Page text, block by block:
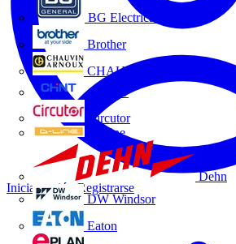
BG Electrical
Brother
CHAUVIN ARNOUX
CHINT
Circutor
D-Line
Dehn
DW Windsor
Eaton
Iniciar sesión Registrarse